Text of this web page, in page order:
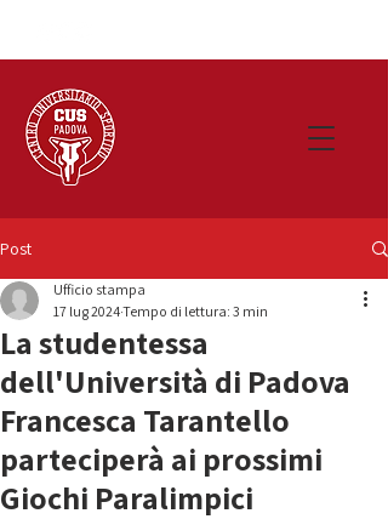
Post
La studentessa
dell'Università di Padova
Francesca Tarantello
parteciperà ai prossimi
Giochi Paralimpici
Ufficio stampa
17 lug 2024Tempo di lettura: 3 min